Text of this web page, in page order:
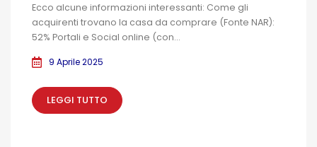
Ecco alcune informazioni interessanti: Come gli
acquirenti trovano la casa da comprare (Fonte NAR):
52% Portali e Social online (con...
9 Aprile 2025
LEGGI TUTTO